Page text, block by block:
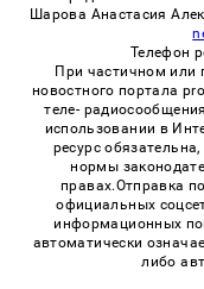
Шарова Анастасия
Телефон
При частичном или
новостного портала
теле-
использовании в
ресурс
нормы
правах.Отправка
официальных
информационных
автоматически
либо